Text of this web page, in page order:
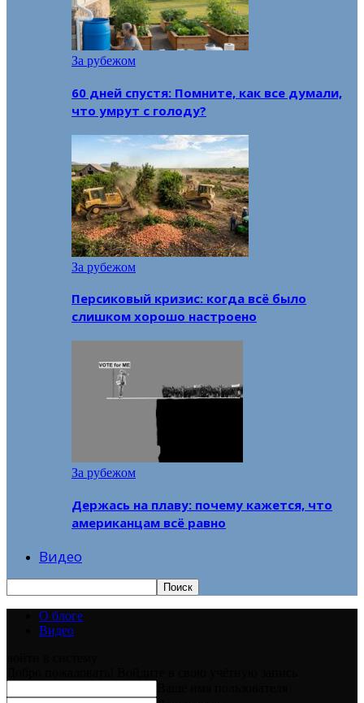
За рубежом
60 дней спустя: Помните, как все думали,
что умрут с голоду?
За рубежом
Персиковый кризис: когда всё было
слишком хорошо настроено
За рубежом
Держась на плаву: почему кажется, что
американцам всё равно
Видео
О блоге
Видео